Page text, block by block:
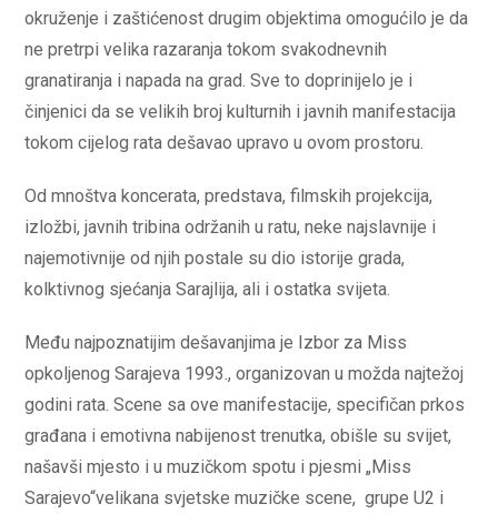
okruženje i zaštićenost drugim objektima omogućilo je da
ne pretrpi velika razaranja tokom svakodnevnih
granatiranja i napada na grad. Sve to doprinijelo je i
činjenici da se velikih broj kulturnih i javnih manifestacija
tokom cijelog rata dešavao upravo u ovom prostoru.
Od mnoštva koncerata, predstava, filmskih projekcija,
izložbi, javnih tribina održanih u ratu, neke najslavnije i
najemotivnije od njih postale su dio istorije grada,
kolktivnog sjećanja Sarajlija, ali i ostatka svijeta.
Među najpoznatijim dešavanjima je Izbor za Miss
opkoljenog Sarajeva 1993., organizovan u možda najtežoj
godini rata. Scene sa ove manifestacije, specifičan prkos
građana i emotivna nabijenost trenutka, obišle su svijet,
našavši mjesto i u muzičkom spotu i pjesmi „Miss
Sarajevo“velikana svjetske muzičke scene, grupe U2 i